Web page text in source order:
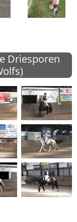
Driesporen